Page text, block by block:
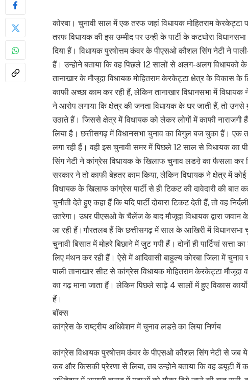
कोरबा। चुनावी साल में एक तरफ जहां विधायक मोहितराम केरकेट्टा
तरफ विधायक की इस उम्मीद पर उन्ही के पार्टी के कटघोरा
दिया हैं। विधायक पुरषोत्तम कंवर के पीएसओ कौशल सिंग नेटी ने
हैं। उन्होने बताया कि वह पिछले 12 सालों से अलग-अलग
तानाखार के मौजूदा विधायक मोहितराम केरकेट्टा क्षेत्र के विकास
काफी अच्छा काम कर रही हैं, लेकिन तानाखार विधानसभा में
ने आरोप लगाया कि क्षेत्र की जनता विधायक के घर जाती हैं, तो उनसे
उठाते हैं। जिससे क्षेत्र में विधायक को लेकर लोगों में काफी
लिया है। छत्तीसगढ़ में विधानसभा चुनाव का बिगुल बज चुका हैं।
लगा रही हैं। वही इस चुनावी समर में पिछले 12 साल से विधायक का
सिंग नेटी ने कांग्रेस विधायक के खिलाफ चुनाव लडऩे का फैसला कर
सरकार ने तो काफी बेहतर काम किया, लेकिन विधायक ने क्षेत्र में
विधायक के खिलाफ कांग्रेस पार्टी से ही टिकट की दावेदारी की बात
चुनौती देते हुए कहा हैं कि यदि पार्टी दोबारा टिकट देती हैं, तो वह
उतरेगा। उधर पीएसओ के चैलेंज के बाद मौजूदा विधायक द्वारा
आ रही हैं।गौरतलब हैं कि छत्तीसगढ़ में साल के आखिरी में विधानसभा
चुनावी बिसात में मोहरे बिछाने में जुट गयी हैं। दोनों ही पार्टियां
लिए मंथन कर रही हैं। ऐसे में आदिवासी बाहुल्य कोरबा जिला में
पाली तानाखार सीट से कांग्रेस विधायक मोहितराम केरकेट्टा
का गढ़ माना जाता हैं। लेकिन पिछले साढ़े 4 सालों में हुए विकास
हैं।
बॉक्स
कांग्रेस के राष्ट्रीय अधिवेशन में चुनाव लडऩे का लिया निर्णय
कांग्रेस विधायक पुरषोत्तम कंवर के पीएसओ कौशल सिंग नेटी से जब
कब और किसकी प्रेरणा से लिया, तब उन्होने बताया कि वह डयूटी में